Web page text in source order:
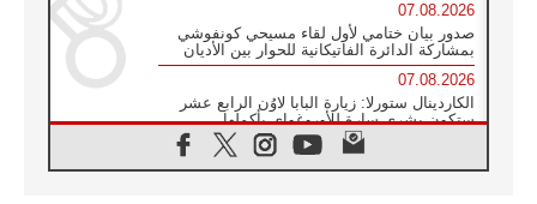
07.08.2026
صدور بيان ختامي لأول لقاء مسيحي كونفوشي
بمشاركة الدائرة الفاتيكانية للحوار بين الأديان
07.08.2026
الكاردينال ستورلا: زيارة البابا لاوُن الرابع عشر
ستكون بشرى سارة للأوروغواي بأكملها
الفاتيكان يعلن برنامج الزيارة الرسولية للبابا لاوُن